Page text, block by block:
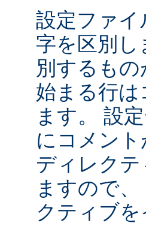
設定ファ
字を区別
別するも
始まる行
ます。 設
にコメン
ディレク
ますので
クティブ